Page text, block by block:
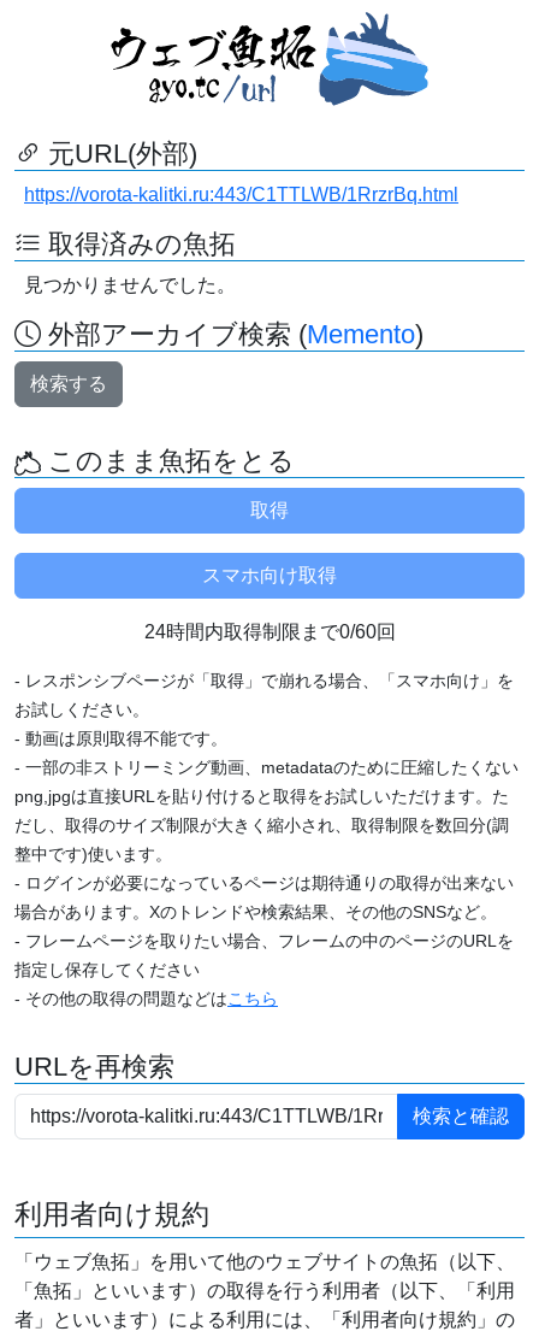
元URL(外部)
https://vorota-kalitki.ru:443/C1TTLWB/1RrzrBq.html
取得済みの魚拓
見つかりませんでした。
外部アーカイブ検索 (Memento)
検索する
このまま魚拓をとる
24時間内取得制限まで0/60回
- レスポンシブページが「取得」で崩れる場合、「スマホ向け」を
お試しください。
- 動画は原則取得不能です。
- 一部の非ストリーミング動画、metadataのために圧縮したくない
png,jpgは直接URLを貼り付けると取得をお試しいただけます。た
だし、取得のサイズ制限が大きく縮小され、取得制限を数回分(調
整中です)使います。
- ログインが必要になっているページは期待通りの取得が出来ない
場合があります。Xのトレンドや検索結果、その他のSNSなど。
- フレームページを取りたい場合、フレームの中のページのURLを
指定し保存してください
- その他の取得の問題などはこちら
URLを再検索
利用者向け規約
「ウェブ魚拓」を用いて他のウェブサイトの魚拓（以下、
「魚拓」といいます）の取得を行う利用者（以下、「利用
者」といいます）による利用には、「利用者向け規約」の